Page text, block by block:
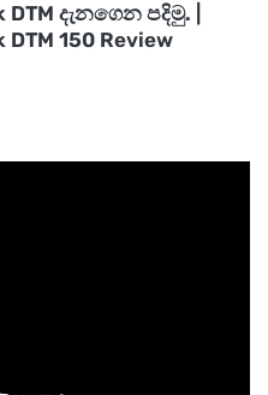
DTM දැනගෙන පදිමු. |
DTM 150 Review